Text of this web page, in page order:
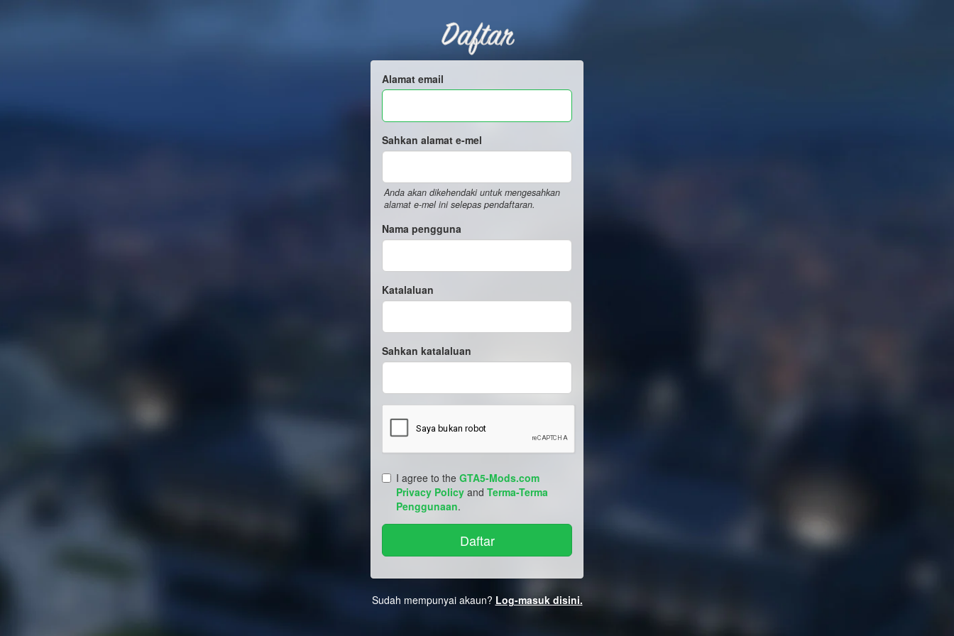
Daftar
Alamat email
Sahkan alamat e-mel
Anda akan dikehendaki untuk mengesahkan
alamat e-mel ini selepas pendaftaran.
Nama pengguna
Katalaluan
Sahkan katalaluan
I agree to the GTA5-Mods.com
Privacy Policy and Terma-Terma
Penggunaan.
Sudah mempunyai akaun? Log-masuk disini.